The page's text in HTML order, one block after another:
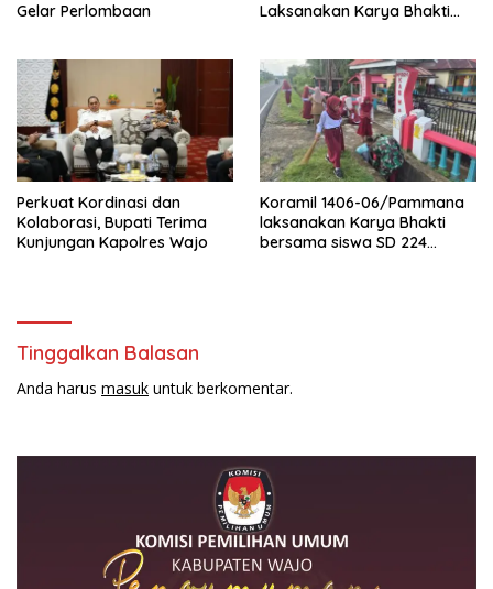
Gelar Perlombaan
Laksanakan Karya Bhakti
Perkuat Kordinasi dan
Kolaborasi, Bupati Terima
Kunjungan Kapolres Wajo
Koramil 1406-06/Pammana
laksanakan Karya Bhakti
bersama siswa SD 224
Tinggalkan Balasan
Anda harus masuk untuk berkomentar.